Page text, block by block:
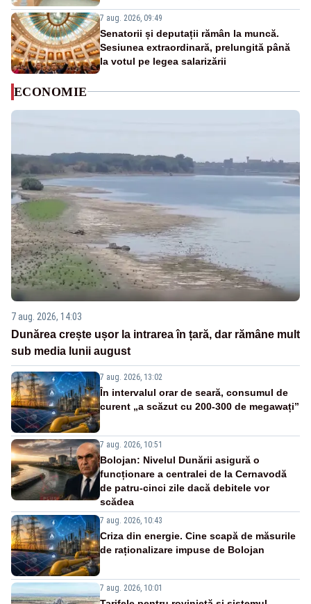
7 aug. 2026, 09:49
Senatorii și deputații rămân la muncă.
Sesiunea extraordinară, prelungită până
la votul pe legea salarizării
ECONOMIE
7 aug. 2026, 14:03
Dunărea crește ușor la intrarea în țară, dar rămâne mult
sub media lunii august
7 aug. 2026, 13:02
În intervalul orar de seară, consumul de
curent „a scăzut cu 200-300 de megawați”
7 aug. 2026, 10:51
Bolojan: Nivelul Dunării asigură o
funcționare a centralei de la Cernavodă
de patru-cinci zile dacă debitele vor
scădea
7 aug. 2026, 10:43
Criza din energie. Cine scapă de măsurile
de raționalizare impuse de Bolojan
7 aug. 2026, 10:01